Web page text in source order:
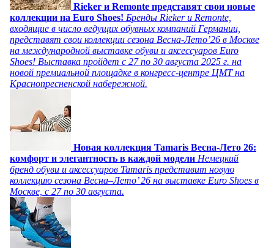
Rieker и Remonte представят свои новые
коллекции на Euro Shoes! Бренды Rieker и Remonte,
входящие в число ведущих обувных компаний Германии,
представят свои коллекции сезона Весна-Лето’26 в Москве
на международной выставке обуви и аксессуаров Euro
Shoes! Выставка пройдет c 27 по 30 августа 2025 г. на
новой премиальной площадке в конгресс-центре ЦМТ на
Краснопресненской набережной.
Новая коллекция Tamaris Весна-Лето 26:
комфорт и элегантность в каждой модели Немецкий
бренд обуви и аксессуаров Tamaris представит новую
коллекцию сезона Весна–Лето’ 26 на выставке Euro Shoes в
Москве, с 27 по 30 августа.